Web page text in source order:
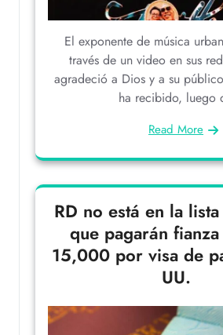
El exponente de música
través de un video en sus
agradeció a Dios y a su
ha recibido, luego
Read More
RD no está en la
que pagarán
15,000 por visa de
UU.